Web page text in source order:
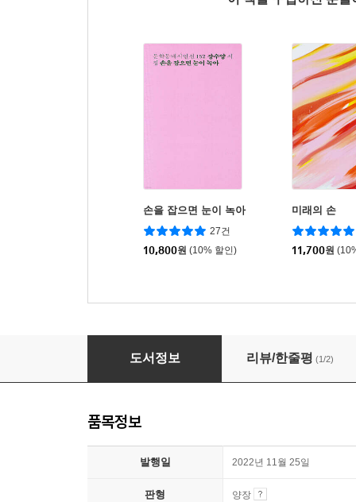
손을 잡으면 눈이 녹아
27건
10,800원 (10% 할인)
미래의 손
11,700원
항상 조금 추운 극장
도서정보 리뷰/한줄평 (1/2)
품목정보
발행일 2022년 11월 25일
판형 양장